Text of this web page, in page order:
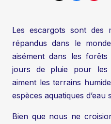
Les escargots sont des
répandus dans le
aisément dans les
jours de pluie pour les
aiment les terrains
espèces aquatiques d’eau
Bien que nous ne